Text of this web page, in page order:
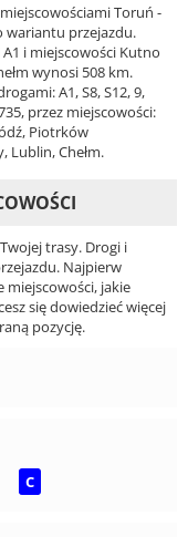
Toruń -
wariantu przejazdu.
i miejscowości Kutno
wynosi 508 km.
A1, S8, S12, 9,
przez miejscowości:
Piotrków
Lublin, Chełm.
trasy. Drogi i
Najpierw
miejscowości, jakie
się dowiedzieć więcej
pozycję.
C